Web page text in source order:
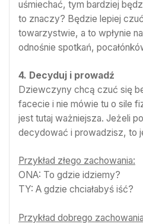
uśmiechać, tym bardziej
to znaczy? Będzie lepiej
towarzystwie, a to wpłynie
odnośnie spotkań,
4. Decyduj i prowadź
Dziewczyny chcą czuć się
facecie i nie mówie tu o sile
jest tutaj ważniejsza. Jeżeli
decydować i prowadzisz, to
Przykład złego zachowania:
ONA: To gdzie idziemy?
TY: A gdzie chciałabyś iść?
Przykład dobrego